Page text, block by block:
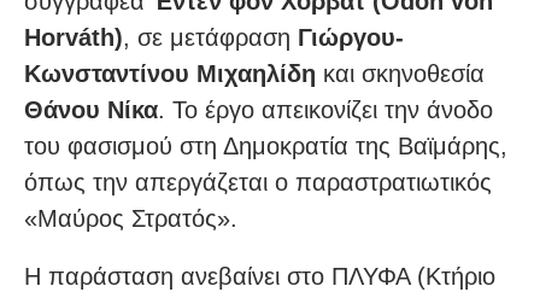
Horváth), σε μετάφραση Γιώργου-
Κωνσταντίνου Μιχαηλίδη και σκηνοθεσία
Θάνου Νίκα. Το έργο απεικονίζει την άνοδο
του φασισμού στη Δημοκρατία της Βαϊμάρης,
όπως την απεργάζεται ο παραστρατιωτικός
«Μαύρος Στρατός».
Η παράσταση ανεβαίνει στο ΠΛΥΦΑ (Κτήριο